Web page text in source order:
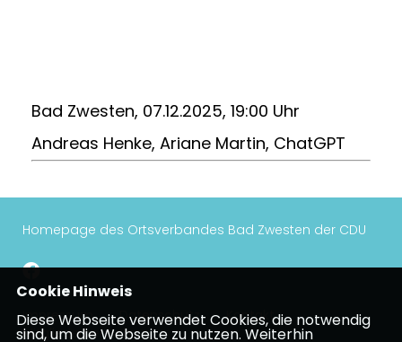
Bad Zwesten, 07.12.2025, 19:00 Uhr
Andreas Henke, Ariane Martin, ChatGPT
Homepage des Ortsverbandes Bad Zwesten der CDU
Impressum Datenschutz
Kontakt
Mitgliederbereich
Cookie Hinweis
Diese Webseite verwendet Cookies, die notwendig
sind, um die Webseite zu nutzen. Weiterhin